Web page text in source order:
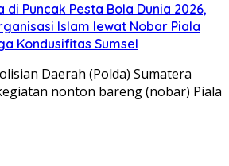
di Puncak Pesta Bola Dunia 2026,
Islam lewat Nobar Piala
Kondusifitas Sumsel
Daerah (Polda) Sumatera
nonton bareng (nobar) Piala